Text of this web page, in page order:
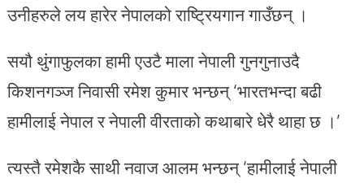
उनीहरुले लय हारेर नेपालको राष्ट्रियगान गाउँछन् ।
सयौ थुंगाफुलका हामी एउटै माला नेपाली गुनगुनाउदै
किशनगञ्ज निवासी रमेश कुमार भन्छन् ‘भारतभन्दा बढी
हामीलाई नेपाल र नेपाली वीरताको कथाबारे धेरै थाहा छ ।’
त्यस्तै रमेशकै साथी नवाज आलम भन्छन् ‘हामीलाई नेपाली